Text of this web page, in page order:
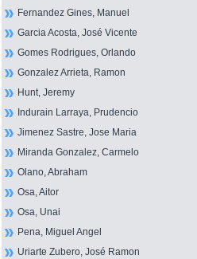
Fernandez Gines, Manuel
Garcia Acosta, José Vicente
Gomes Rodrigues, Orlando
Gonzalez Arrieta, Ramon
Hunt, Jeremy
Indurain Larraya, Prudencio
Jimenez Sastre, Jose Maria
Miranda Gonzalez, Carmelo
Olano, Abraham
Osa, Aitor
Osa, Unai
Pena, Miguel Angel
Uriarte Zubero, José Ramon